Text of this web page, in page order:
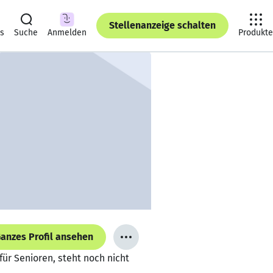
Suche Anmelden
Stellenanzeige schalten
Produkte
Profil ansehen
Senioren, steht noch nicht